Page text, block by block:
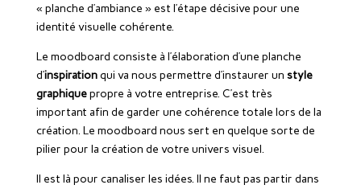
« planche d’ambiance » est l’étape décisive pour une
identité visuelle cohérente.
Le moodboard consiste à l’élaboration d’une planche
d’inspirationqui va nous permettre d’instaurer un style
graphiquepropre à votre entreprise. C’est très
important afin de garder une cohérence totale lors de la
création. Le moodboard nous sert en quelque sorte de
pilier pour la création de votre univers visuel.
Il est là pour canaliser les idées. Il ne faut pas partir dans